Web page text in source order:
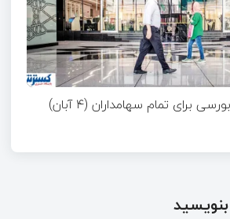
برای تمام سهامداران (۴ آبان)